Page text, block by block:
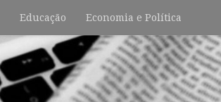
Educação Economia e Política